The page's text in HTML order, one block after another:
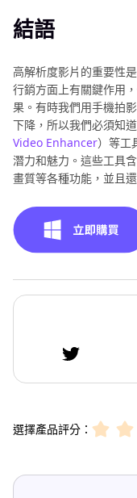
結語
高解析度影片的重要性
行銷方面上有關鍵作用
果。有時我們用手機拍
下降，所以我們必須知
Video Enhancer）等工
潛力和魅力。這些工具
畫質等各種功能，並且
選擇產品評分：